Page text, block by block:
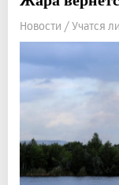
Новости / Учатся